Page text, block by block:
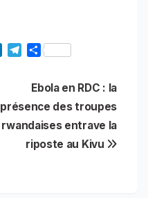
e
d
I
g
r
a
m
S
r
e
Ebola en RDC : la
présence des troupes
rwandaises entrave la
riposte au Kivu